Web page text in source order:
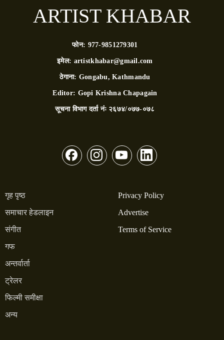
ARTIST KHABAR
फोन: 977-9851279301
इमेल: artistkhabar@gmail.com
ठेगाना: Gongabu, Kathmandu
Editor: Gopi Krishna Chapagain
सूचना विभाग दर्ता नंः २६७४/०७७-०७८
गृह पृष्ठ
समाचार हेडलाइन
संगीत
गफ
अन्तर्वार्ता
ट्रेलर
फिल्मी समीक्षा
अन्य
Privacy Policy
Advertise
Terms of Service